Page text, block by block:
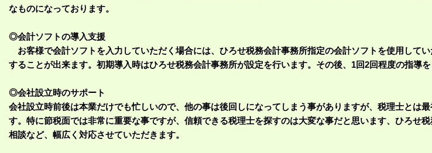
なものになっております。
◎会計ソフトの導入支援
お客様で会計ソフトを入力していただく場合には、ひろせ税務会計事務所指定の会計ソフトを使用して
することが出来ます。初期導入時はひろせ税務会計事務所が設定を行います。その後、1回2回程度の指導
◎会社設立時のサポート
会社設立時前後は本業だけでも忙しいので、他の事は後回しになってしまう事がありますが、税理士とは
す。特に節税面では非常に重要な事ですが、信頼できる税理士を探すのは大変な事だと思います、ひろせ
相談など、幅広く対応させていただきます。